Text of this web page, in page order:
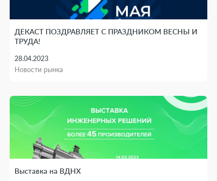
Технологии передачи данных
Дилерам
Специалистам
Программное обеспечение
NB-IoT
Документация
Сервис и поддержка
Технологии передачи данных
Дилерам
Программное обеспечение
NB-IoT
Документация
Сервис и поддержка
Работа в компании
ДЕКАСТ ПОЗДРАВЛЯЕТ С ПРАЗДНИКОМ ВЕСНЫ И
ТРУДА!
28.04.2023
Новости рынка
Выставка на ВДНХ